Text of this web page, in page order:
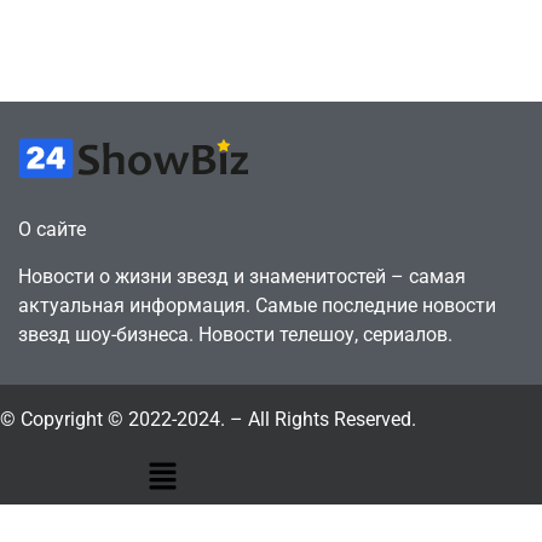
О сайте
Новости о жизни звезд и знаменитостей – самая
актуальная информация. Самые последние новости
звезд шоу-бизнеса. Новости телешоу, сериалов.
© Copyright © 2022-2024. – All Rights Reserved.